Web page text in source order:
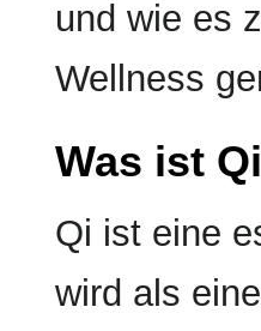
und wie es
Wellness
Was ist
Qi ist eine
wird als